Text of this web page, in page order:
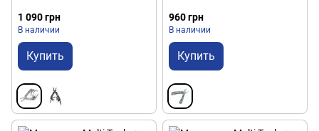
1 090 грн
В наличии
Купить
960 грн
В наличии
Купить